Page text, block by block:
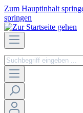
Zum Hauptinhalt
springen